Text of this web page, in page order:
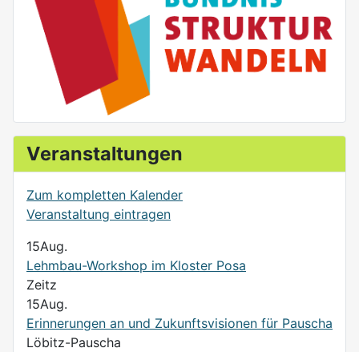
Veranstaltungen
Zum kompletten Kalender
Veranstaltung eintragen
15Aug.
Lehmbau-Workshop im Kloster Posa
Zeitz
15Aug.
Erinnerungen an und Zukunftsvisionen für Pauscha
Löbitz-Pauscha